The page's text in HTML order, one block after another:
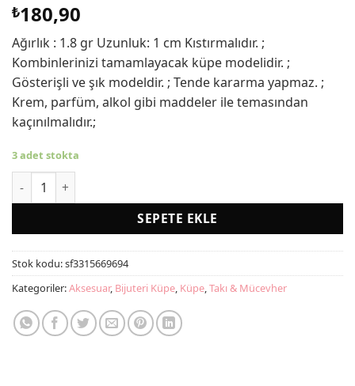
puanına
dayanarak
5 üzerinden
5puan aldı
₺180,90
Ağırlık : 1.8 gr Uzunluk: 1 cm Kıstırmalıdır. ;
Kombinlerinizi tamamlayacak küpe modelidir. ;
Gösterişli ve şık modeldir. ; Tende kararma yapmaz. ;
Krem, parfüm, alkol gibi maddeler ile temasından
kaçınılmalıdır.;
3 adet stokta
Gümüş Renk Unisex Kıstırmalı Kıkırdak Küpe (çift) adet
SEPETE EKLE
Stok kodu:sf3315669694
Kategoriler:Aksesuar, Bijuteri Küpe, Küpe,Takı & Mücevher